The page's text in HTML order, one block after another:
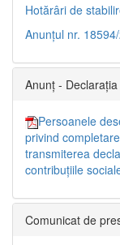
Hotărâri de
Anunțul nr.
Anunț -
Persoanele
privind
transmiterea
contribuțiile
Comunicat de